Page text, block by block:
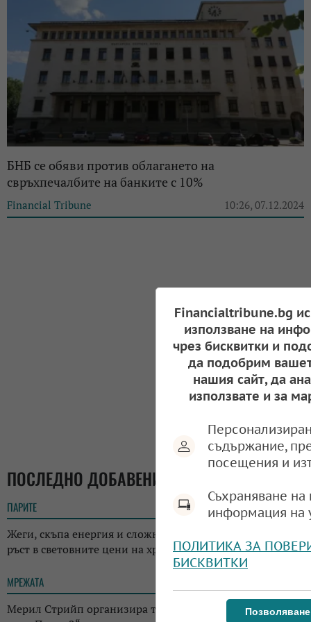
БНБ се обяви против облагането на
свръхпечалбите на банките с 10%
Financial Tribune 10:26, 07.12.2024
ПОСЛЕДНО ДОБАВЕНИ
ПАРИТЕ
Жеги, скъпа енергия и сложна геополитика: ФАО отчете
ръст в световните цени на храните
МРЕЖАТА
Мерил Стрийп организира търг с костюми от „Дяволът
Financialtribune.bg
използване на
чрез бисквитки и
да подобрим
нашия сайт, да
използвате и за
съдържание,
посещения и
Съхраняване
информация на
ПОЛИТИКА ЗА
БИСКВИТКИ